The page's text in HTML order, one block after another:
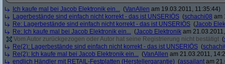
Ich kaufe mal bei Jacob Elektronik ein... (VanAllen am 19.03.2011, 11:35:44)
Lagerbestände sind einfach nicht korrekt - das ist UNSERIÖS (schachi08 am
Re: Lagerbestände sind einfach nicht korrekt - das ist UNSERIÖS (Jacob
Re: Ich kaufe mal bei Jacob Elektronik ein... (Jacob Elektronik am
Vom Autor zurückgezogen oder Autor hat seine Registrierung nicht bestätigt (
Re(2): Lagerbestände sind einfach nicht korrekt - das ist UNSERIÖS (
Re(2): Ich kaufe mal bei Jacob Elektronik ein... (VanAllen am 21.03.2011,
endlich Händler mit RETAIL-Festplatten (Herstellergarantie) (assailant am